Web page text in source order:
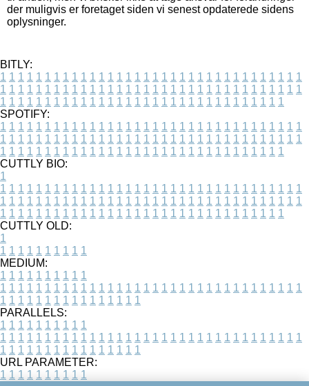
der muligvis er foretaget siden vi senest opdaterede sidens
oplysninger.
BITLY:
1 1 1 1 1 1 1 1 1 1 1 1 1 1 1 1 1 1 1 1 1 1 1 1 1 1 1 1 1 1 1 1 1 1
1 1 1 1 1 1 1 1 1 1 1 1 1 1 1 1 1 1 1 1 1 1 1 1 1 1 1 1 1 1 1 1 1 1
1 1 1 1 1 1 1 1 1 1 1 1 1 1 1 1 1 1 1 1 1 1 1 1 1 1 1 1 1 1 1 1
SPOTIFY:
1 1 1 1 1 1 1 1 1 1 1 1 1 1 1 1 1 1 1 1 1 1 1 1 1 1 1 1 1 1 1 1 1 1
1 1 1 1 1 1 1 1 1 1 1 1 1 1 1 1 1 1 1 1 1 1 1 1 1 1 1 1 1 1 1 1 1 1
1 1 1 1 1 1 1 1 1 1 1 1 1 1 1 1 1 1 1 1 1 1 1 1 1 1 1 1 1 1 1 1
CUTTLY BIO:
1
1 1 1 1 1 1 1 1 1 1 1 1 1 1 1 1 1 1 1 1 1 1 1 1 1 1 1 1 1 1 1 1 1 1
1 1 1 1 1 1 1 1 1 1 1 1 1 1 1 1 1 1 1 1 1 1 1 1 1 1 1 1 1 1 1 1 1 1
1 1 1 1 1 1 1 1 1 1 1 1 1 1 1 1 1 1 1 1 1 1 1 1 1 1 1 1 1 1 1 1
CUTTLY OLD:
1
1 1 1 1 1 1 1 1 1 1
MEDIUM:
1 1 1 1 1 1 1 1 1 1
1 1 1 1 1 1 1 1 1 1 1 1 1 1 1 1 1 1 1 1 1 1 1 1 1 1 1 1 1 1 1 1 1 1
1 1 1 1 1 1 1 1 1 1 1 1 1 1 1 1
PARALLELS:
1 1 1 1 1 1 1 1 1 1
1 1 1 1 1 1 1 1 1 1 1 1 1 1 1 1 1 1 1 1 1 1 1 1 1 1 1 1 1 1 1 1 1 1
1 1 1 1 1 1 1 1 1 1 1 1 1 1 1 1
URL PARAMETER:
1 1 1 1 1 1 1 1 1 1